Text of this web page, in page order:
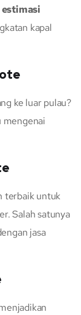
estimasi
kapal
ke luar pulau?
terbaik untuk
Salah satunya
jasa